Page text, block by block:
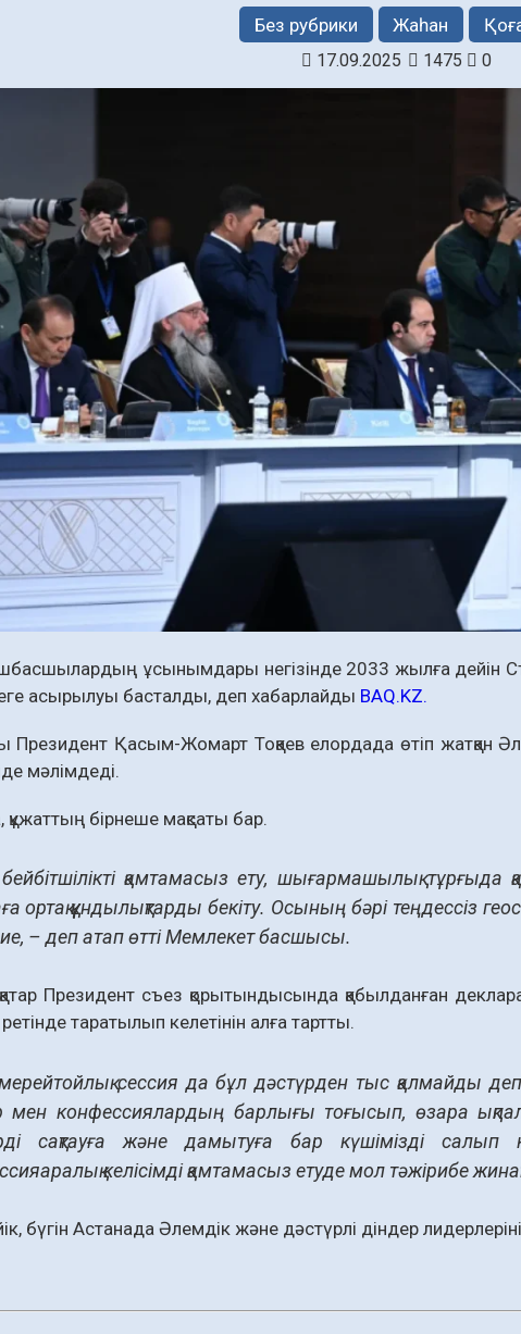
Без рубрики Жаһан
17.09.2025 1475 0
ұсынымдары негізінде 2033 жылға дейін
асырылуы басталды, деп хабарлайды BAQ.KZ.
Президент Қасым-Жомарт Тоқаев елордада өтіп жатқан
мәлімдеді.
бірнеше мақсаты бар.
қамтамасыз ету, шығармашылық тұрғыда
ортақ құндылықтарды бекіту. Осының бәрі теңдессіз
– деп атап өтті Мемлекет басшысы.
Президент съез қорытындысында қабылданған
таратылып келетінін алға тартты.
сессия да бұл дәстүрден тыс қалмайды деп
мен конфессиялардың барлығы тоғысып, өзара
сақтауға және дамытуға бар күшімізді салып
келісімді қамтамасыз етуде мол тәжірибе
бүгін Астанада Әлемдік және дәстүрлі діндер